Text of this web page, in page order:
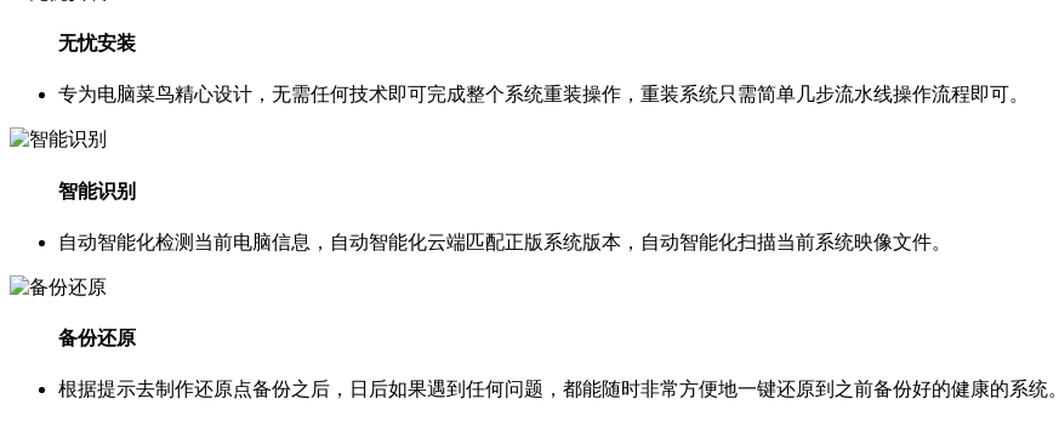
无忧安装
专为电脑菜鸟精心设计，无需任何技术即可完成整个系统重装操作，重装系统只需简单几步流水线操作流程即可。
智能识别
自动智能化检测当前电脑信息，自动智能化云端匹配正版系统版本，自动智能化扫描当前系统映像文件。
备份还原
根据提示去制作还原点备份之后，日后如果遇到任何问题，都能随时非常方便地一键还原到之前备份好的健康的系统。